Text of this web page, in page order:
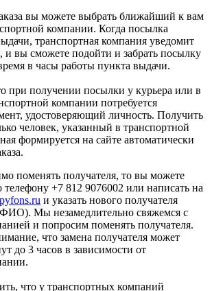
вы можете выбрать ближайший к вам
компании. Когда посылка
транспортная компания уведомит
и вы сможете подойти и забрать посылку
в часы работы пункта выдачи.
при получении посылки у курьера или в
компании потребуется
удостоверяющий личность. Получить
человек, указанный в транспортной
формируется на сайте автоматически
поменять получателя, то вы можете
телефону +7 812 9076002 или написать на
и указать нового получателя
ФИО). Мы незамедлительно свяжемся с
и попросим поменять получателя.
что замена получателя может
до 3 часов в зависимости от
что у транспортных компаний